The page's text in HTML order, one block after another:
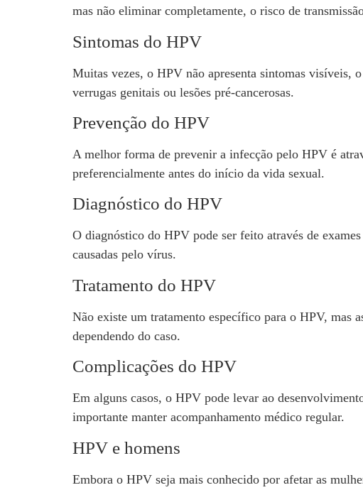
mas não eliminar completamente, o risco de
Sintomas do HPV
Muitas vezes, o HPV não apresenta sintomas visíveis,
verrugas genitais ou lesões pré-cancerosas.
Prevenção do HPV
A melhor forma de prevenir a infecção pelo HPV é
preferencialmente antes do início da vida sexual.
Diagnóstico do HPV
O diagnóstico do HPV pode ser feito através de
causadas pelo vírus.
Tratamento do HPV
Não existe um tratamento específico para o HPV, mas
dependendo do caso.
Complicações do HPV
Em alguns casos, o HPV pode levar ao
importante manter acompanhamento médico regular.
HPV e homens
Embora o HPV seja mais conhecido por afetar as